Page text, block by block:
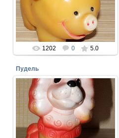
Резиновая хрюшка, Москва 1988
perepelin
1202 0 5.0
Пудель
08.04.2018
Резиновая игрушка Пудель Москва
1989 год
perepelin